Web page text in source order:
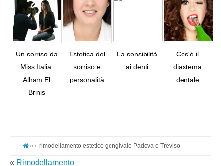
Un sorriso da
Miss Italia:
Alham El
Brinis
Estetica del
sorriso e
personalità
La sensibilità
ai denti
Cos'è il
diastema
dentale
» » rimodellamento estetico gengivale Padova e Treviso
« Rimodellamento